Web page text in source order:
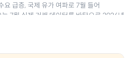
요 급증, 국제 유가 여파로 7월 들어
7월 실제 거래 데이터를 바탕으로 2026년
장 동향을 해줌이 정밀 분석해